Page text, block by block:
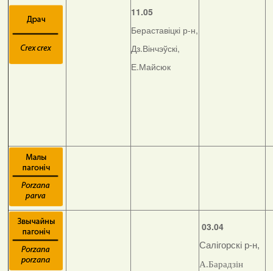
11.05
Бераставіцкі р-н,
Дз.Вінчэўскі,
Е.Майсюк
03.04
Салігорскі р-н,
А.Барадзін